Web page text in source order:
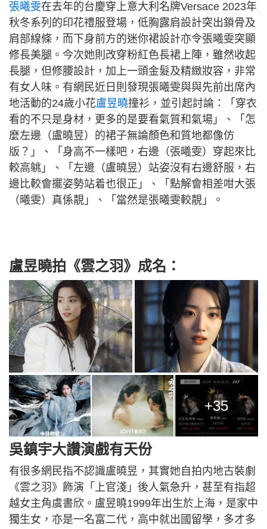
張曦雯在去年的台慶穿上意大利名牌Versace 2023年
秋冬系列的印花禮服登場，低胸露肩設計突出鎖骨及
肩部線條，而下身前方的迷你裙設計亦令張曦雯突顯
修長美腿。今次她則改穿粉紅色長裙上陣，雖然收起
長腿，但修腰設計，加上一頭金髮及精緻妝容，非常
有女人味。有網民近日則發現張曦雯與與先前出席內
地活動的24歲小花盧昱曉撞衫，並引起討論：「穿衣
看的不只是身材，更多的是要看氣質和氣場」、「怎
麼左邊（盧曉昱）的裙子無論顏色和質地都像仿
版？」、「身高不一樣吧，右邊（張曦雯）穿起來比
較高䠷」、「左邊（盧曉昱）站姿沒有右邊舒服，右
邊比較會擺姿勢站着也很正」、「點解會相差咁大張
（曦雯）真係靚」、「當然是張曦雯較靚」。
盧昱曉拍《雲之羽》成名：
+35
吳鎮宇大讚演戲有天份
有很多網民指不認識盧曉昱，其實她自拍内地古裝劇
《雲之羽》飾演「上官淺」後人氣急升，甚至有指超
越女主角虞書欣。盧昱曉1999年出生於上海，是家中
獨生女，亦是一名富二代，高中就出國留學，多才多